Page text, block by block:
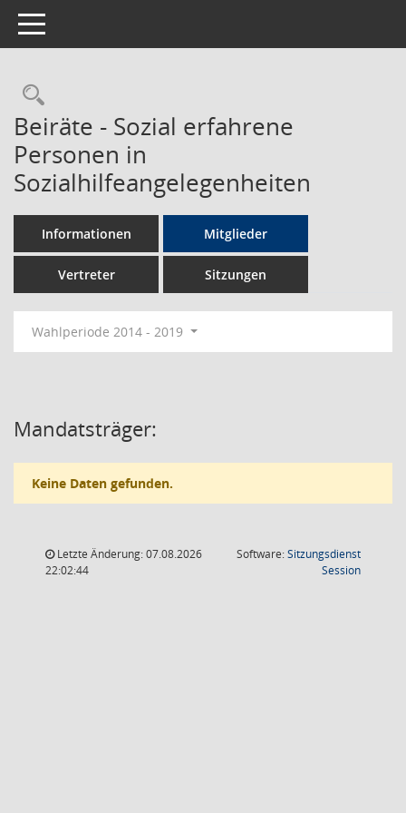
Toggle navigation
Rechercheauswahl
Beiräte - Sozial erfahrene
Personen in
Sozialhilfeangelegenheiten
Informationen Mitglieder
Vertreter Sitzungen
Wahlperiode 2014 - 2019
Mandatsträger:
Keine Daten gefunden.
Letzte Änderung: 07.08.2026
22:02:44
Software:Sitzungsdienst
Session(Wird in